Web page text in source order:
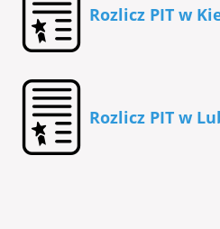
Rozlicz PIT w
Rozlicz PIT w